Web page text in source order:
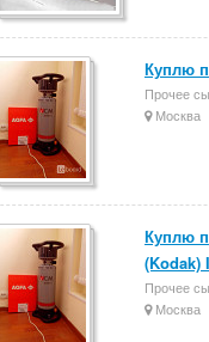
Куплю
Прочее
Москва
Куплю
(Kodak)
Прочее
Москва